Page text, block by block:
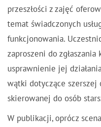
przeszłości z zajęć
temat świadczonych
funkcjonowania.
zaproszeni do
usprawnienie jej
wątki dotyczące szerszej
skierowanej do osób
W publikacji, oprócz